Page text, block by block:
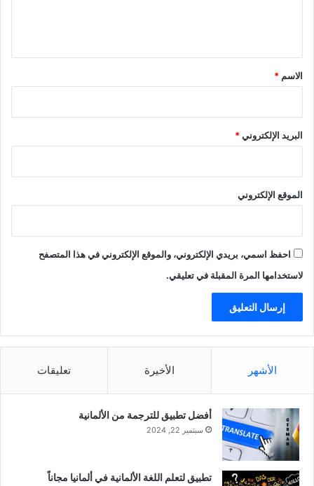
*
الاسم *
البريد الإلكتروني*
الموقع الإلكتروني
احفظ اسمي، بريدي الإلكتروني، والموقع الإلكتروني في هذا المتصفح
لاستخدامها المرة المقبلة في تعليقي.
الأشهر الأخيرة تعليقات
أفضل تطبيق للترجمة من الألمانية
سبتمبر 22, 2024
تطبيق لتعلم اللغة الألمانية في ألمانيا مجاناً